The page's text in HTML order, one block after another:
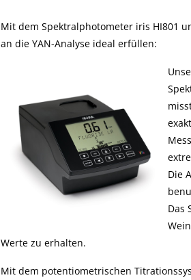
Mit dem Spektralphotometer iris HI801
an die YAN-Analyse ideal erfüllen:
Die
Das
Werte zu erhalten.
Mit dem potentiometrischen